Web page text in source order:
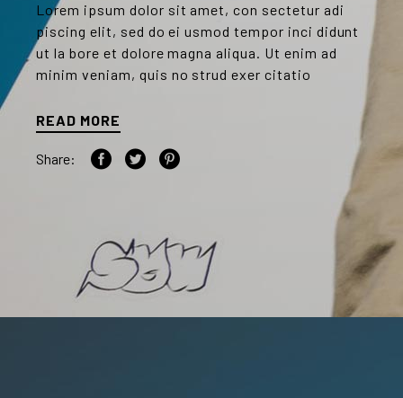
Lorem ipsum dolor sit amet, con sectetur adi
piscing elit, sed do ei usmod tempor inci didunt
ut la bore et dolore magna aliqua. Ut enim ad
minim veniam, quis no strud exer citatio
READ MORE
Share: